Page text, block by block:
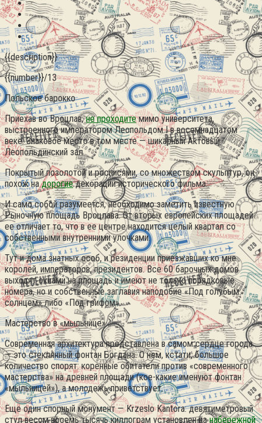
{{description}}
{{number}}/13
Польское барокко
Приехав во Вроцлав,не проходитемимо университета,
выстроенного императором Леопольдом I в восемнадцатом
веке. Знаковое место в том месте — шикарный Актовый
Леопольдинский зал.
Покрытый позолотой и росписями, со множеством скульптур, он
похож надорогиедекорации исторического фильма.
И само собой разумеется, необходимо заметить известную
Рыночную площадь Вроцлава. От вторых европейских площадей
ее отличает то, что в ее центре находится целый квартал со
собственными внутренними улочками.
Тут и дома знатных особ, и резиденции приезжавших ко мне
королей, императоров, президентов. Все 60 барочных домов
выходят окнами на площадь и имеют не только порядковые
номера, но и собственные заглавия наподобие «Под голубым
солнцем» либо «Под грифом».
Мастерство в «мыльнице»
Современная архитектура представлена в самом сердце города
— это стеклянный фонтан Богдана. О нем, кстати, большое
количество спорят: коренные обитатели против «современного
мастерства» на древней площади (кое-какие именуют фонтан
«мыльницей»), а молодежь приветствует.
Еще один спорный монумент — Krzeslo Kantora: девятиметровый
стул весом восемь тысячь киллограм установлен нанабережной